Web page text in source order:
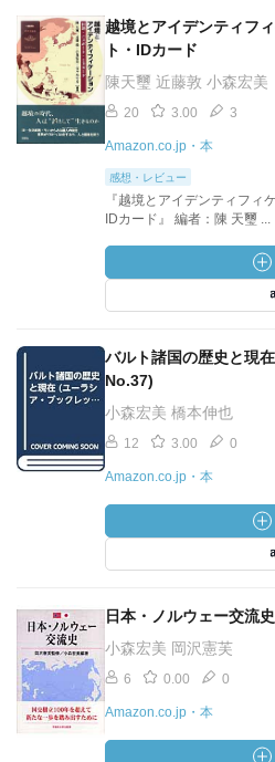
越境とアイデンティフ
ト・IDカード
陳天璽 近藤敦 小森宏美
20 3.00 3
Amazon.co.jp・本
感想・レビュー
『越境とアイデンティフ
IDカード』 編者：陳 天璽 ...
バルト諸国の歴史と現
No.37)
小森宏美 橋本伸也
12 3.00 0
Amazon.co.jp・本
日本・ノルウェー交流史
小森宏美 岡沢憲芙
6 0.00 0
Amazon.co.jp・本